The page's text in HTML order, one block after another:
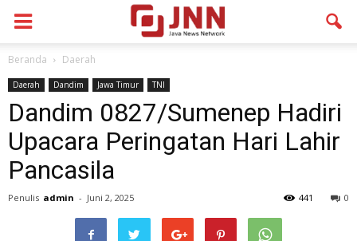
Beranda Daerah
Daerah Dandim Jawa Timur TNI
Dandim 0827/Sumenep Hadiri
Upacara Peringatan Hari Lahir
Pancasila
Penulis admin - Juni 2, 2025 0
441